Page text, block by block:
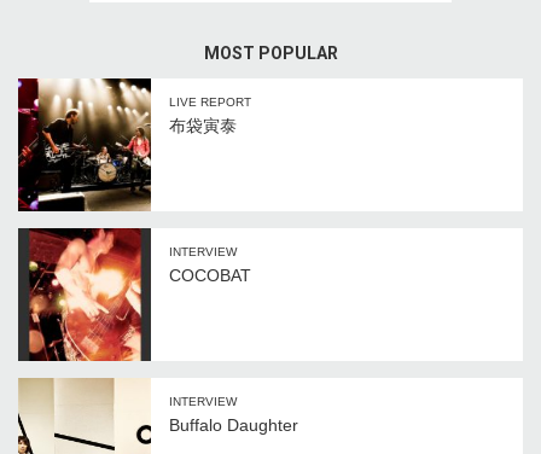
MOST POPULAR
LIVE REPORT
布袋寅泰
INTERVIEW
COCOBAT
INTERVIEW
Buffalo Daughter